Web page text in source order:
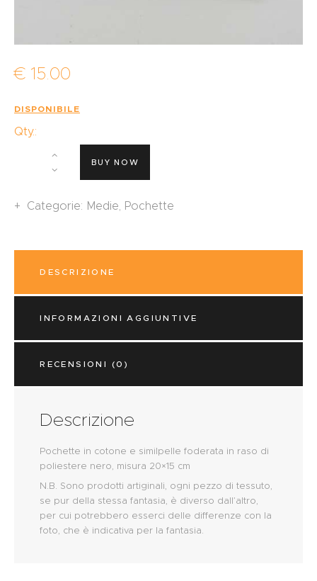
€ 15.00
DISPONIBILE
Qty.:
BUY NOW
Categorie: Medie Pochette
DESCRIZIONE
INFORMAZIONI AGGIUNTIVE
RECENSIONI (0)
Descrizione
Pochette in cotone e similpelle foderata in raso di
poliestere nero, misura 20×15 cm
N.B. Sono prodotti artiginali, ogni pezzo di tessuto,
se pur della stessa fantasia, è diverso dall’altro,
per cui potrebbero esserci delle differenze con la
foto, che è indicativa per la fantasia.